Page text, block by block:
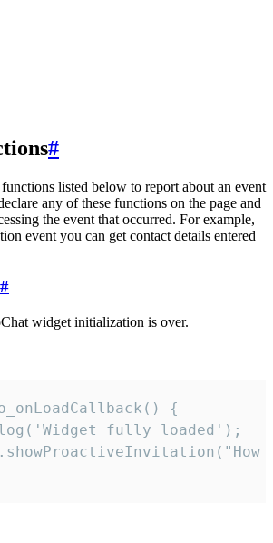
#
listed below to report about an event
any of these functions on the page and
the event that occurred. For example,
event you can get contact details entered
#
widget initialization is over.
{
fully loaded');